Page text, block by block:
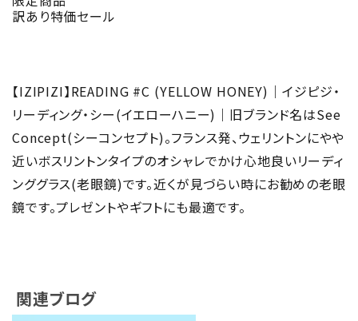
訳あり特価セール
【IZIPIZI】READING #C (YELLOW HONEY)｜イジピジ・
リーディング・シー(イエローハニー)｜旧ブランド名はSee
Concept(シーコンセプト)。フランス発、ウェリントンにやや
近いボスリントンタイプのオシャレでかけ心地良いリーディ
ンググラス(老眼鏡)です。近くが見づらい時にお勧めの老眼
鏡です。プレゼントやギフトにも最適です。
関連ブログ